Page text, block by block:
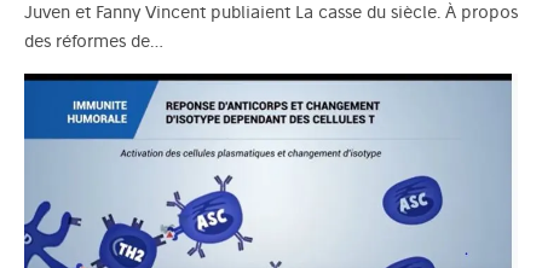
Juven et Fanny Vincent publiaient La casse du siècle. À propos
des réformes de…